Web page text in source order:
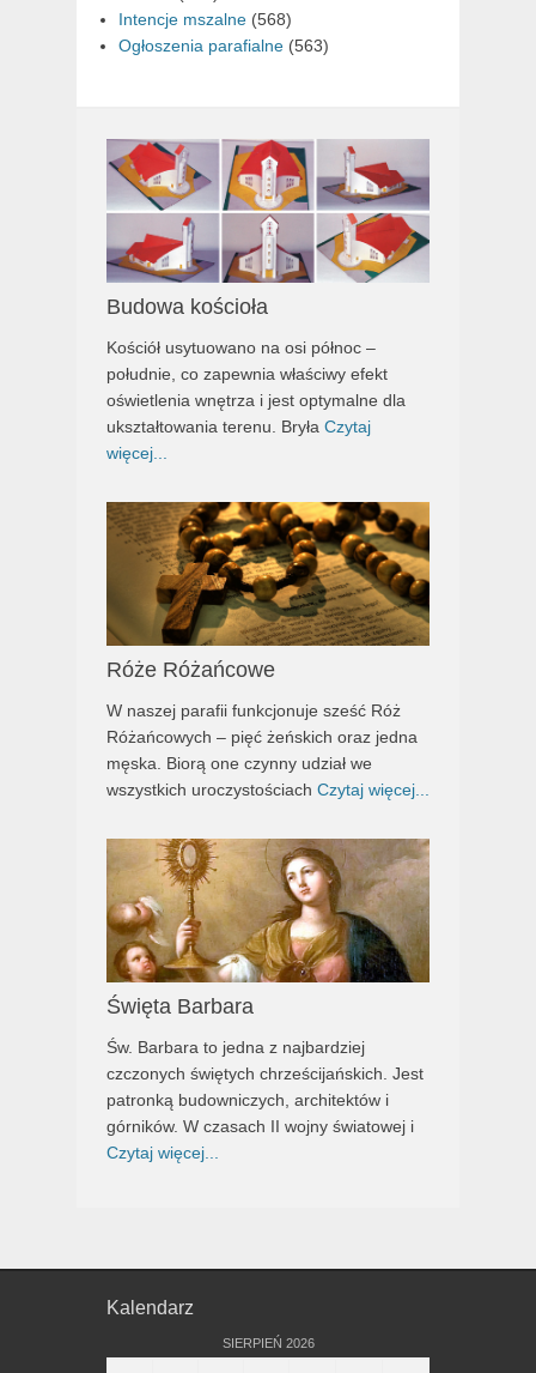
Intencje mszalne (568)
Ogłoszenia parafialne (563)
Budowa kościoła
Kościół usytuowano na osi północ –
południe, co zapewnia właściwy efekt
oświetlenia wnętrza i jest optymalne dla
ukształtowania terenu. Bryła Czytaj
więcej...
Róże Różańcowe
W naszej parafii funkcjonuje sześć Róż
Różańcowych – pięć żeńskich oraz jedna
męska. Biorą one czynny udział we
wszystkich uroczystościach Czytaj więcej...
Święta Barbara
Św. Barbara to jedna z najbardziej
czczonych świętych chrześcijańskich. Jest
patronką budowniczych, architektów i
górników. W czasach II wojny światowej i
Czytaj więcej...
Kalendarz
SIERPIEŃ 2026